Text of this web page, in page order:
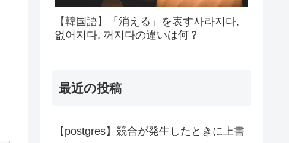
【韓国語】「消える」を表す사라지다,
없어지다, 꺼지다の違いは何？
最近の投稿
【postgres】競合が発生したときに上書